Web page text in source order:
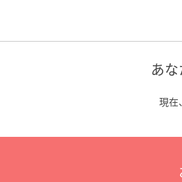
あ
現在